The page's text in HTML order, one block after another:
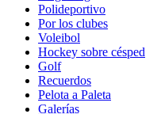
Polideportivo
Por los clubes
Voleibol
Hockey sobre césped
Golf
Recuerdos
Pelota a Paleta
Galerías